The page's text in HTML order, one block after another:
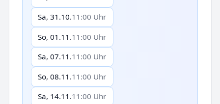
Sa, 31.10.11:00 Uhr
So, 01.11.11:00 Uhr
Sa, 07.11.11:00 Uhr
So, 08.11.11:00 Uhr
Sa, 14.11.11:00 Uhr